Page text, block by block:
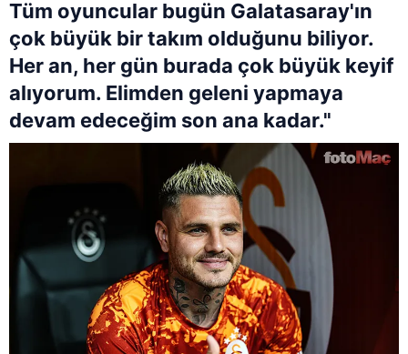
Tüm oyuncular bugün Galatasaray'ın
çok büyük bir takım olduğunu biliyor.
Her an, her gün burada çok büyük keyif
alıyorum. Elimden geleni yapmaya
devam edeceğim son ana kadar."